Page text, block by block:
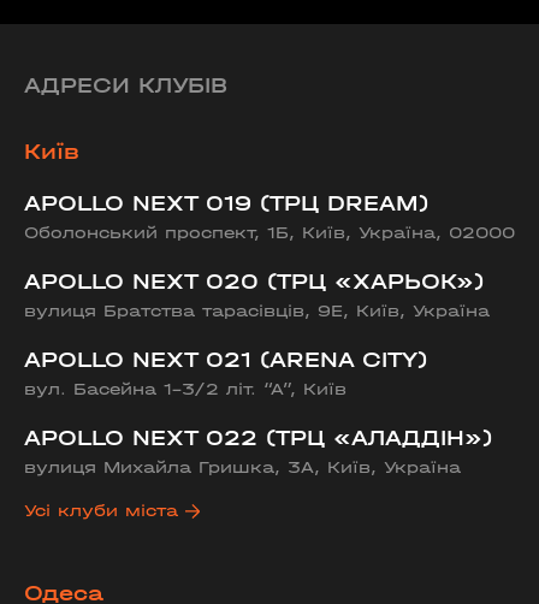
АДРЕСИ КЛУБІВ
Київ
APOLLO NEXT 019 (ТРЦ DREAM)
Оболонський проспект, 1Б, Київ, Україна, 02000
APOLLO NEXT 020 (ТРЦ «ХАРЬОК»)
вулиця Братства тарасівців, 9Е, Київ, Україна
APOLLO NEXT 021 (ARENA CITY)
вул. Басейна 1-3/2 літ. “А”, Київ
APOLLO NEXT 022 (ТРЦ «АЛАДДІН»)
вулиця Михайла Гришка, 3А, Київ, Україна
Усі клуби міста
Одеса